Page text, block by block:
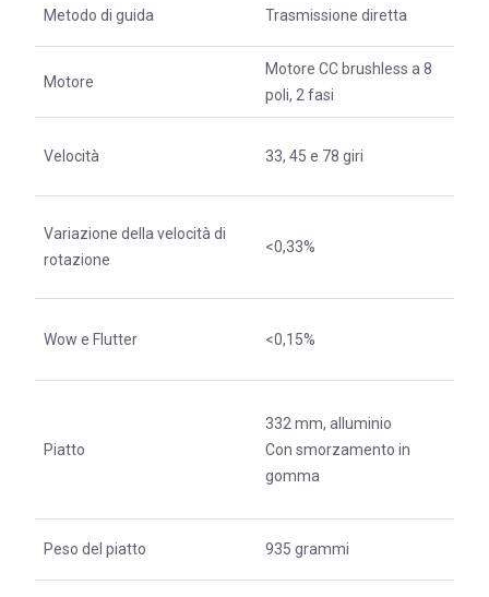
Metodo di guida Trasmissione diretta
Motore
Motore CC brushless a 8
poli, 2 fasi
Velocità 33, 45 e 78 giri
Variazione della velocità di
rotazione
<0,33%
Wow e Flutter <0,15%
Piatto
332 mm, alluminio
Con smorzamento in
gomma
Peso del piatto 935 grammi